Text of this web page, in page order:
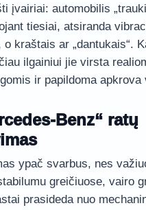
įvairiai: automobilis
tiesiai, atsiranda
kraštais ar „dantukais“.
ilgainiui jie virsta
ir papildoma apkrova
Benz“ ratų
ypač svarbus, nes
greičiuose, vairo
prasideda nuo